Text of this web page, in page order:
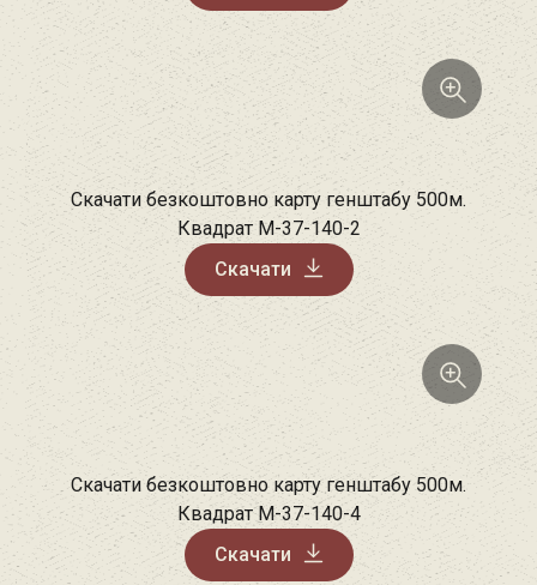
Скачати безкоштовно карту генштабу 500м.
Квадрат M-37-140-2
Скачати
Скачати безкоштовно карту генштабу 500м.
Квадрат M-37-140-4
Скачати